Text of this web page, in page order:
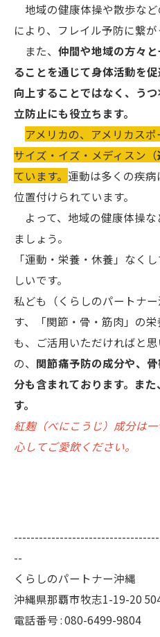
地域の健康体操や散歩な
により、フレイル予防に繋が
また、 仲間や地域の方々
ることを通じて身体活動を
向上することではなく、う
立防止にも役立ちます。
アメリカの、アメリカス
サイズ・イズ・メディスン（
ています。 運動は多くの疾
位置付けられています。
よって、地域の健康体操
ましょう。
「運動・栄養・休養」なく
しいです。
私ども（くらしのパートナ
す、「関節・骨・筋肉」の
も、ご活用いただければと
の、 関節痛予防の成分や、
分も含まれております。ま
す。
紅麹（べにこうじ）成分は
心してご愛飲ください。
--
くらしのパートナー沖縄
沖縄県那覇市牧志1-19-20
電話番号 : 080-6499-9804